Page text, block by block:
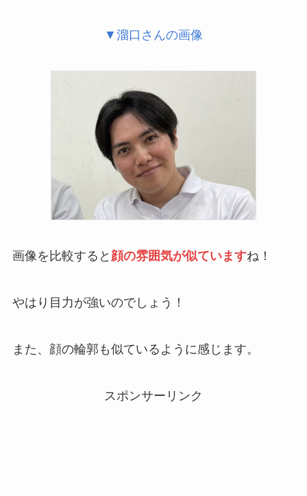
▼溜口さんの画像
画像を比較すると 顔の雰囲気が似ていますね！
やはり目力が強いのでしょう！
また、顔の輪郭も似ているように感じます。
スポンサーリンク